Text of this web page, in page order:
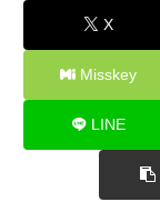
X
Misskey
LINE